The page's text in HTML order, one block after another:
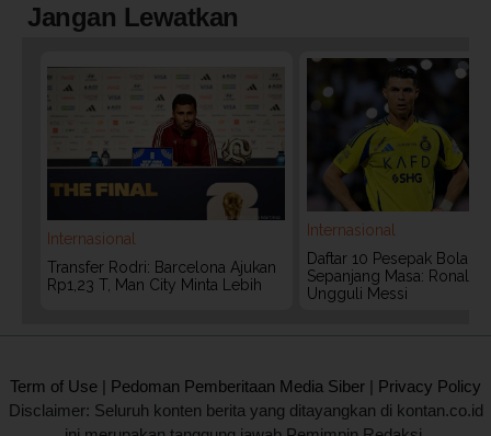
Jangan Lewatkan
Internasional
Transfer Rodri: Barcelona Ajukan
Rp1,23 T, Man City Minta Lebih
Internasional
Daftar 10 Pesepak Bola
Sepanjang Masa: Ronaldo
Ungguli Messi
Term of Use | Pedoman Pemberitaan Media Siber | Privacy Policy
Disclaimer: Seluruh konten berita yang ditayangkan di kontan.co.id